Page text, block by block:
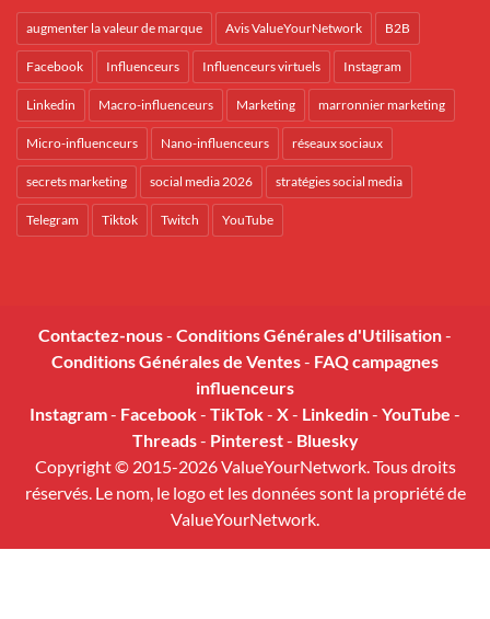
augmenter la valeur de marque Avis ValueYourNetwork B2B
Facebook Influenceurs Influenceurs virtuels Instagram
Linkedin Macro-influenceurs Marketing marronnier marketing
Micro-influenceurs Nano-influenceurs réseaux sociaux
secrets marketing social media 2026 stratégies social media
Telegram Tiktok Twitch YouTube
Contactez-nous- Conditions Générales d'Utilisation-
Conditions Générales de Ventes- FAQ campagnes
influenceurs
Instagram- Facebook- TikTok- X- Linkedin- YouTube -
Threads- Pinterest- Bluesky
Copyright © 2015-2026 ValueYourNetwork. Tous droits
réservés. Le nom, le logo et les données sont la propriété de
ValueYourNetwork.